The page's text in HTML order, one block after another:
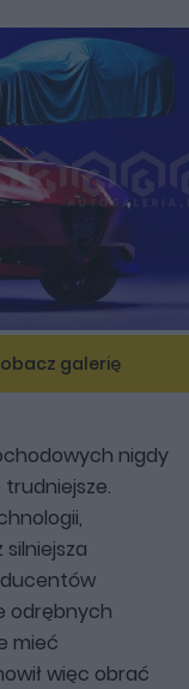
galerię
nigdy
trudniejsze.
odrębnych
mieć
więc obrać